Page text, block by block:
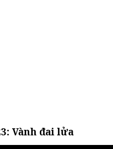
Vành đai lửa